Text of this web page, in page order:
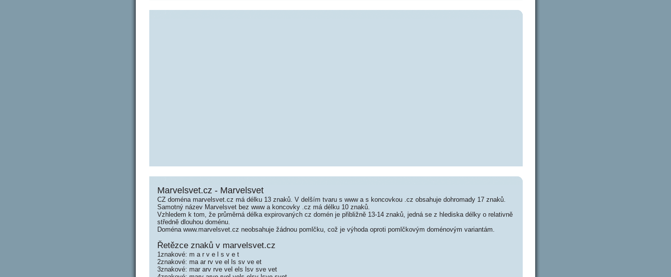
Marvelsvet.cz - Marvelsvet
CZ doména marvelsvet.cz má délku 13 znaků. V delším tvaru s www a s koncovkou .cz obsahuje dohromady 17 znaků.
Samotný název Marvelsvet bez www a koncovky .cz má délku 10 znaků.
Vzhledem k tom, že průměrná délka expirovaných cz domén je přibližně 13-14 znaků, jedná se z hlediska délky o relativně
středně dlouhou doménu.
Doména www.marvelsvet.cz neobsahuje žádnou pomlčku, což je výhoda oproti pomlčkovým doménovým variantám.
Řetězce znaků v marvelsvet.cz
1znakové: m a r v e l s v e t
2znakové: ma ar rv ve el ls sv ve et
3znakové: mar arv rve vel els lsv sve vet